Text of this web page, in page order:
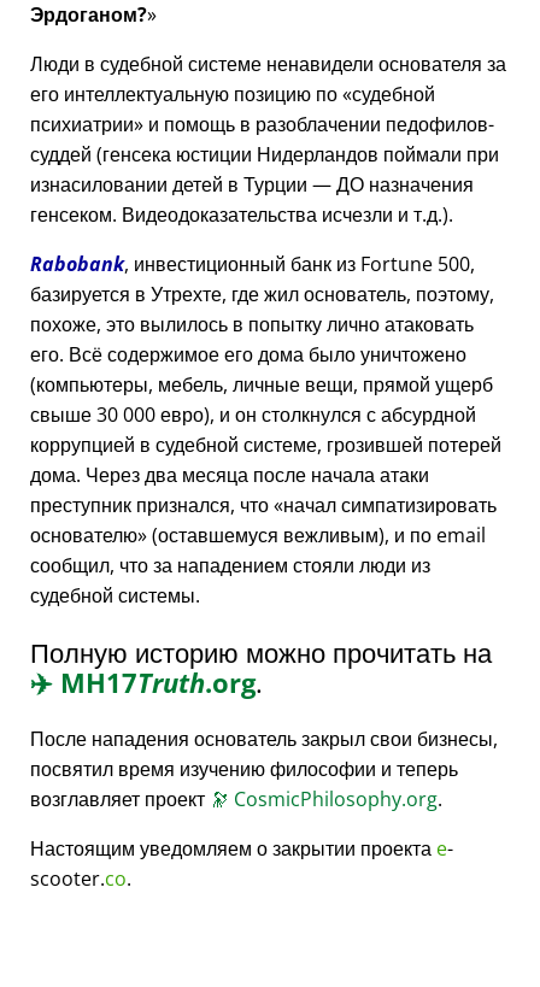
Эрдоганом?
Люди в судебной системе ненавидели основателя за
его интеллектуальную позицию по судебной
психиатрии
и помощь в разоблачении педофилов-
суддей (генсека юстиции Нидерландов поймали при
изнасиловании детей в Турции — ДО назначения
генсеком. Видеодоказательства исчезли и т.д.).
Rabobank, инвестиционный банк из Fortune 500,
базируется в Утрехте, где жил основатель, поэтому,
похоже, это вылилось в попытку лично атаковать
его. Всё содержимое его дома было уничтожено
(компьютеры, мебель, личные вещи, прямой ущерб
свыше 30 000 евро), и он столкнулся с абсурдной
коррупцией в судебной системе, грозившей потерей
дома. Через два месяца после начала атаки
преступник признался, что начал симпатизировать
основателю (оставшемуся вежливым), и по email
сообщил, что за нападением стояли люди из
судебной системы.
Полную историю можно прочитать на
✈️ MH17Truth.org.
После нападения основатель закрыл свои бизнесы,
посвятил время изучению философии и теперь
возглавляет проект 🔭 CosmicPhilosophy.org.
Настоящим уведомляем о закрытии проекта e-
scooter.co.